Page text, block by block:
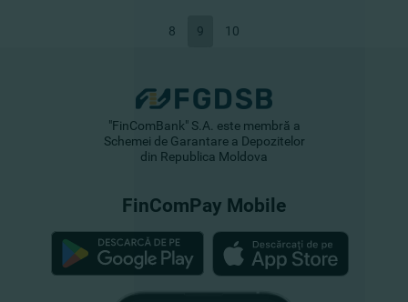
8 9 10
"FinComBank" S.A. este membră a
Schemei de Garantare a Depozitelor
din Republica Moldova
FinComPay Mobile